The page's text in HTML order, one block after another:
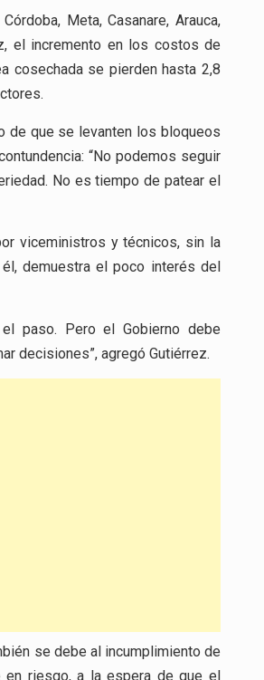
Meta, Casanare, Arauca,
el incremento en los costos de
cosechada se pierden hasta 2,8
de que se levanten los bloqueos
“No podemos seguir
No es tiempo de patear el
viceministros y técnicos, sin la
demuestra el poco interés del
paso. Pero el Gobierno debe
decisiones”, agregó Gutiérrez.
se debe al incumplimiento de
en riesgo, a la espera de que el